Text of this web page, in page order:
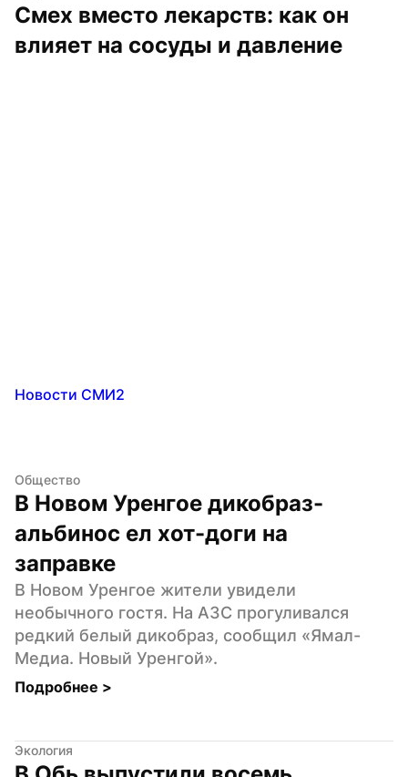
Смех вместо лекарств: как он
влияет на сосуды и давление
Новости СМИ2
Общество
В Новом Уренгое дикобраз-
альбинос ел хот-доги на
заправке
В Новом Уренгое жители увидели
необычного гостя. На АЗС прогуливался
редкий белый дикобраз, сообщил «Ямал-
Медиа. Новый Уренгой».
Подробнее >
Экология